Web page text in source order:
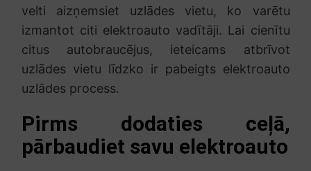
velti aizņemsiet uzlādes vietu, ko varētu
izmantot citi elektroauto vadītāji. Lai cienītu
citus autobraucējus, ieteicams atbrīvot
uzlādes vietu līdzko ir pabeigts elektroauto
uzlādes process.
Pirms dodaties ceļā,
pārbaudiet savu elektroauto